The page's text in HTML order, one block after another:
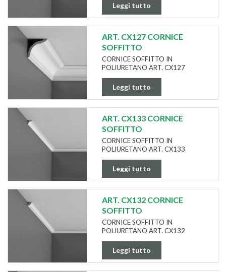
Leggi tutto
ART. CX127 CORNICE
SOFFITTO
CORNICE SOFFITTO IN
POLIURETANO ART. CX127
Leggi tutto
ART. CX133 CORNICE
SOFFITTO
CORNICE SOFFITTO IN
POLIURETANO ART. CX133
Leggi tutto
ART. CX132 CORNICE
SOFFITTO
CORNICE SOFFITTO IN
POLIURETANO ART. CX132
Leggi tutto